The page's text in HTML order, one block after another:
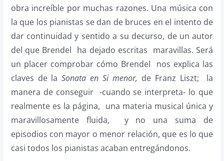
obra increíble por muchas razones. Una música con
la que los pianistas se dan de bruces en el intento de
dar continuidad y sentido a su decurso, de un autor
del que Brendel ha dejado escritas maravillas. Será
un placer comprobar cómo Brendel nos explica las
claves de laSonata en Si menor, de Franz Liszt; la
manera de conseguir -cuando se interpreta- lo que
realmente es la página, una materia musical única y
maravillosamente fluida, y no una suma de
episodios con mayor o menor relación, que es lo que
casi todos los pianistas acaban entregándonos.